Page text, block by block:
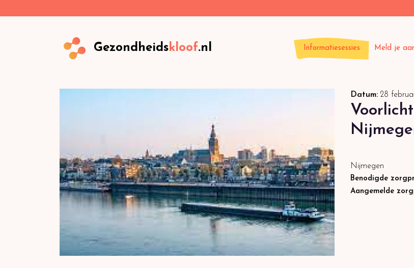
Gezondheids kloof.nl Informatiesessies Meld je
Datum: 28
Nijmegen
Benodigde
Aangemelde